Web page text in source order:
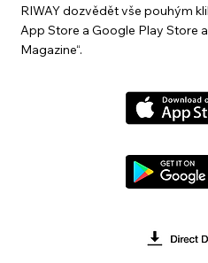
RIWAY dozvědět vše pouhým
App Store a Google Play Store
Magazine“.